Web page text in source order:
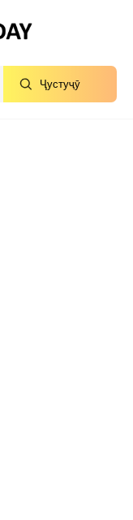
Ҷустуҷӯ